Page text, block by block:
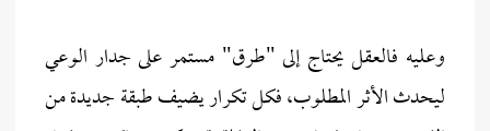
وعليه فالعقل يحتاج إلى "طرق" مستمر على جدار الوعي
ليحدث الأثر المطلوب، فكل تكرار يضيف طبقة جديدة من